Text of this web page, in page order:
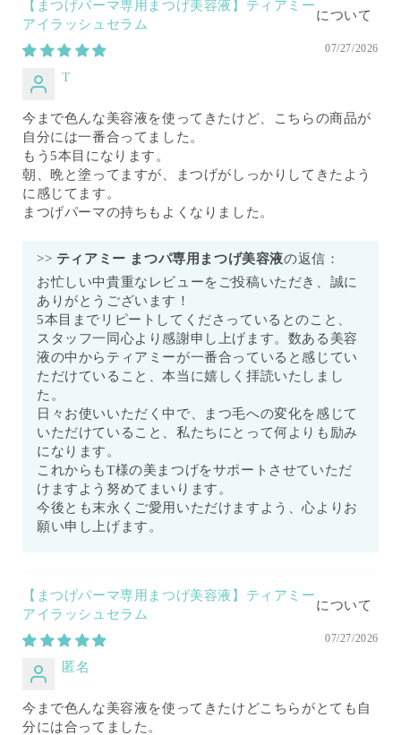
【まつげパーマ専用まつげ美容液】ティアミー
アイラッシュセラム
07/27/2026
T
今まで色んな美容液を使ってきたけど、こちらの商品が
自分には一番合ってました。
もう5本目になります。
朝、晩と塗ってますが、まつげがしっかりしてきたよう
に感じてます。
まつげパーマの持ちもよくなりました。
>> ティアミー まつパ専用まつげ美容液の返信：
お忙しい中貴重なレビューをご投稿いただき、誠に
ありがとうございます！
5本目までリピートしてくださっているとのこと、
スタッフ一同心より感謝申し上げます。数ある美容
液の中からティアミーが一番合っていると感じてい
ただけていること、本当に嬉しく拝読いたしまし
た。
日々お使いいただく中で、まつ毛への変化を感じて
いただけていること、私たちにとって何よりも励み
になります。
これからもT様の美まつげをサポートさせていただ
けますよう努めてまいります。
今後とも末永くご愛用いただけますよう、心よりお
願い申し上げます。
【まつげパーマ専用まつげ美容液】ティアミー
アイラッシュセラム
07/27/2026
匿名
今まで色んな美容液を使ってきたけどこちらがとても自
分には合ってました。